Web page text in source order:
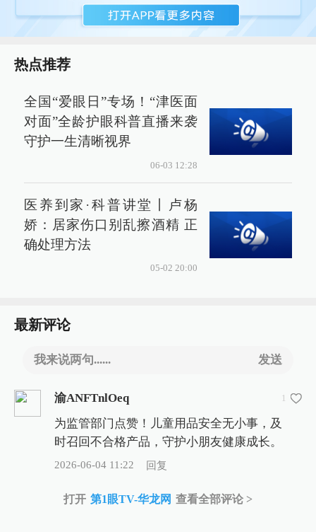
热点推荐
全国“爱眼日”专场！“津医面
对面”全龄护眼科普直播来袭
守护一生清晰视界
06-03 12:28
医养到家·科普讲堂丨卢杨
娇：居家伤口别乱擦酒精 正
确处理方法
05-02 20:00
最新评论
我来说两句...... 发送
渝ANFTnlOeq 1
为监管部门点赞！儿童用品安全无小事，及
时召回不合格产品，守护小朋友健康成长。
2026-06-04 11:22 回复
打开 第1眼TV-华龙网 查看全部评论 >